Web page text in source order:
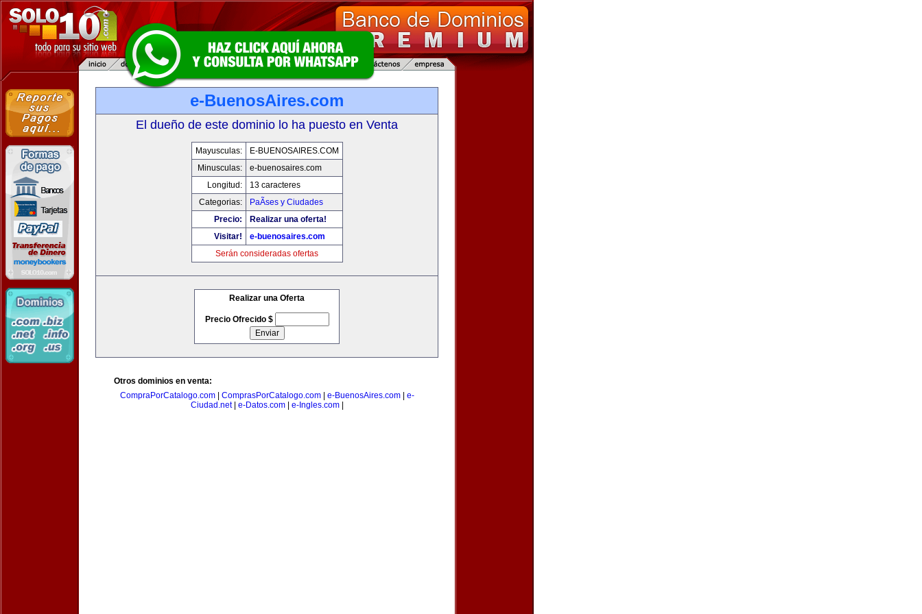
e-BuenosAires.com
El dueño de este dominio lo ha puesto en Venta
Mayusculas:
E-BUENOSAIRES.COM
Minusculas:
e-buenosaires.com
Longitud:
13 caracteres
Categorias:
PaÃ­ses y Ciudades
Precio:
Realizar una oferta!
Visitar!
e-buenosaires.com
Serán consideradas ofertas
Realizar una Oferta
Precio Ofrecido $
Otros dominios en venta:
CompraPorCatalogo.com| ComprasPorCatalogo.com| e-BuenosAires.com| e-
Ciudad.net| e-Datos.com| e-Ingles.com|